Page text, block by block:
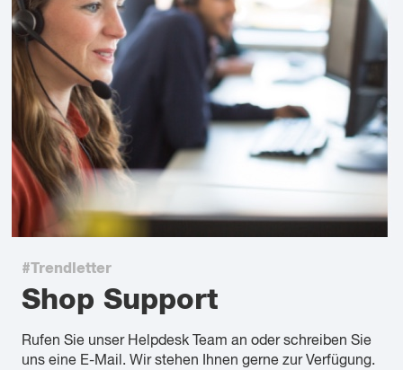
#Trendletter
Shop Support
Rufen Sie unser Helpdesk Team an oder schreiben Sie
uns eine E-Mail. Wir stehen Ihnen gerne zur Verfügung.